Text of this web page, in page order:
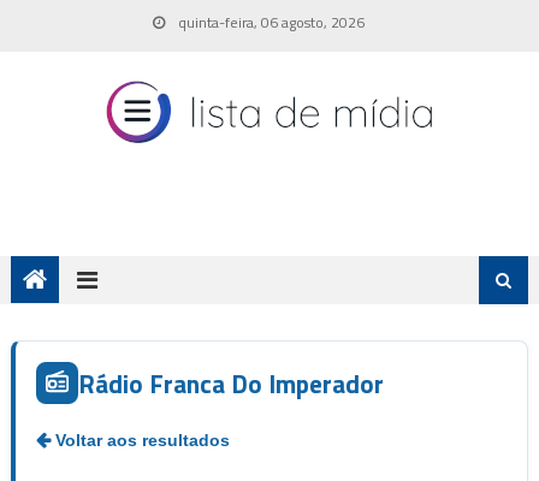
quinta-feira, 06 agosto, 2026
Rádio Franca Do Imperador